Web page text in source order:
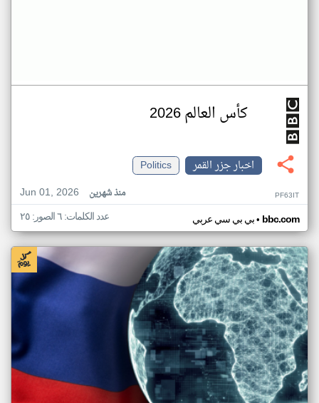
كأس العالم 2026
اخبار جزر القمر
Politics
Jun 01, 2026
منذ شهرين PF63IT
بي بي سي عربي• bbc.com عدد الكلمات: ٦ الصور: ٢٥